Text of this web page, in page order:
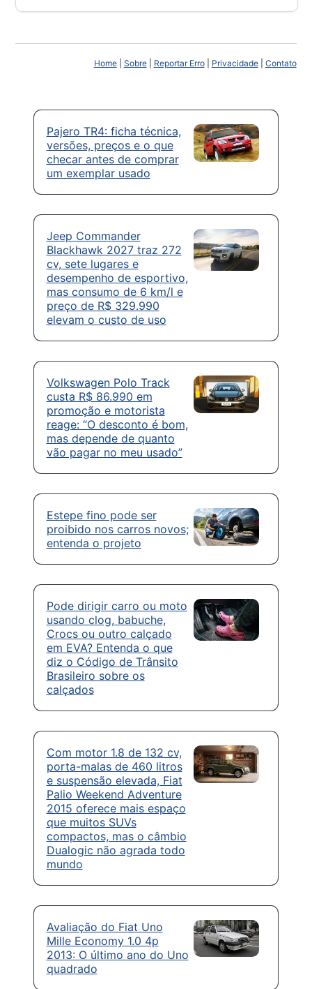
Home| Sobre| Reportar Erro| Privacidade| Contato
Pajero TR4: ficha técnica,
versões, preços e o que
checar antes de comprar
um exemplar usado
Jeep Commander
Blackhawk 2027 traz 272
cv, sete lugares e
desempenho de esportivo,
mas consumo de 6 km/l e
preço de R$ 329.990
elevam o custo de uso
Volkswagen Polo Track
custa R$ 86.990 em
promoção e motorista
reage: “O desconto é bom,
mas depende de quanto
vão pagar no meu usado”
Estepe fino pode ser
proibido nos carros novos;
entenda o projeto
Pode dirigir carro ou moto
usando clog, babuche,
Crocs ou outro calçado
em EVA? Entenda o que
diz o Código de Trânsito
Brasileiro sobre os
calçados
Com motor 1.8 de 132 cv,
porta-malas de 460 litros
e suspensão elevada, Fiat
Palio Weekend Adventure
2015 oferece mais espaço
que muitos SUVs
compactos, mas o câmbio
Dualogic não agrada todo
mundo
Avaliação do Fiat Uno
Mille Economy 1.0 4p
2013: O último ano do Uno
quadrado